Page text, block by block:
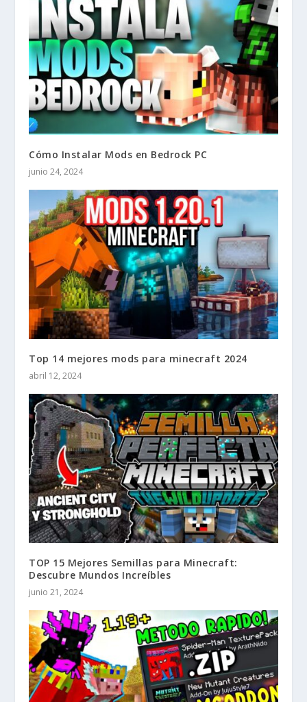
Cómo Instalar Mods en Bedrock PC
junio 24, 2024
Top 14 mejores mods para minecraft 2024
abril 12, 2024
TOP 15 Mejores Semillas para Minecraft:
Descubre Mundos Increíbles
junio 21, 2024